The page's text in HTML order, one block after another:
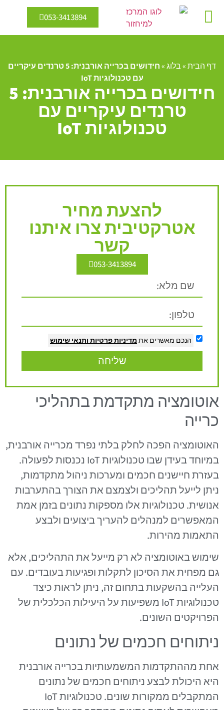
053-3413894
דף הבית»בלוג»
חידושים בכרייה אורבנית: 5 טרנדים עיקריים
עם טכנולוגיות IoT
חידושים בכרייה אורבנית: 5
טרנדים עיקריים עם
טכנולוגיות IoT
להצעת מחיר
אטרקטיבית צרו איתנו
קשר
053-3413894
הנכם מאשרים את מדיניות פרטיות ותנאי שימוש
שליחה
אוטומציה מתקדמת בתהליכי
כרייה
האוטומציה הפכה לחלק בלתי נפרד מכרייה אורבנית,
במיוחד בעידן שבו טכנולוגיות IoT נכנסות לפעולה.
בעזרת חיישנים חכמים ומערכות ניהול מתקדמות,
ניתן לייעל תהליכים ולצמצם את הצורך בהתערבות
אנושית. טכנולוגיות אלו מספקות נתונים בזמן אמת
המאפשרים למנהלים להעריך ביצועים ולבצע
התאמות מהירות.
שימוש באוטומציה לא רק מייעל את התהליכים, אלא
גם מפחית את הסיכון לתקלות ופגיעות בעובדים. עם
העלייה בהשקעות בתחום זה, ניתן לראות כיצד
טכנולוגיות IoT משפיעות על היעילות הכלכלית של
הפרויקטים השונים.
ניתוחים חכמים של נתונים
אחת מההתקדמות המשמעותיות בכרייה אורבנית
היא היכולת לבצע ניתוחים חכמים של נתונים
המתקבלים ממקורות שונים. טכנולוגיות IoT